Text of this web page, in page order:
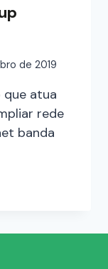
de 2019
que atua
rede
banda